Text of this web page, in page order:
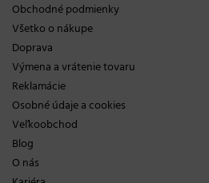
Obchodné podmienky
Všetko o nákupe
Doprava
Výmena a vrátenie tovaru
Reklamácie
Osobné údaje a cookies
Veľkoobchod
Blog
O nás